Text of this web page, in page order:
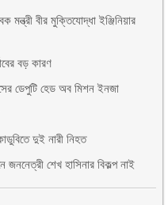
বীর মুক্তিযোদ্ধা ইঞ্জিনিয়ার
বড় কারণ
ডেপুটি হেড অব মিশন ইনজা
দুই নারী নিহত
জননেত্রী শেখ হাসিনার বিকল্প নাই